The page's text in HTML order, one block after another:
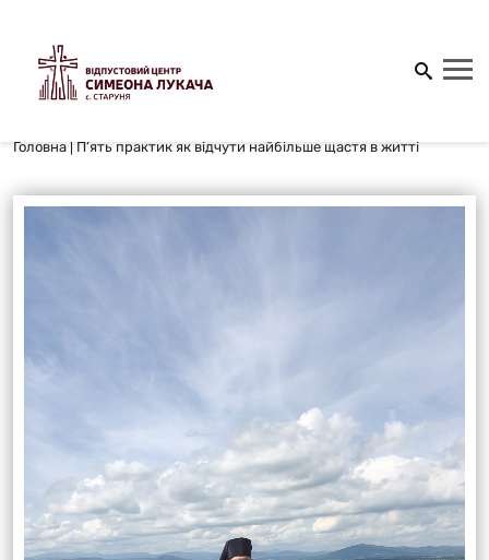
Головна | П’ять практик як відчути найбільше щастя в житті